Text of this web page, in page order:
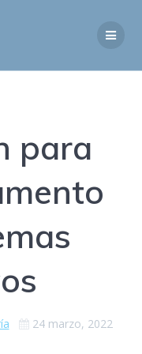
para
24 marzo, 2022